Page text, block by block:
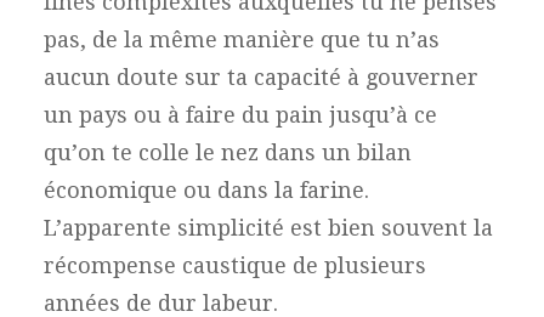
pas, de la même manière que tu n’as
aucun doute sur ta capacité à gouverner
un pays ou à faire du pain jusqu’à ce
qu’on te colle le nez dans un bilan
économique ou dans la farine.
L’apparente simplicité est bien souvent la
récompense caustique de plusieurs
années de dur labeur.